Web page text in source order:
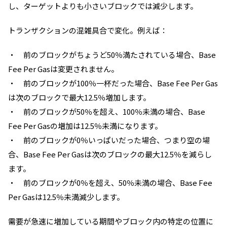
し、ターゲットよりも小さいブロックでは減少します。
トランザクションの混雑具合で変化。例えば：
・ 前のブロックがちょうど50％満たされている場合、 Base
Fee Per Gasは変更されません。
・ 前のブロックが100％一杯だった場合、 Base Fee Per Gas
は次のブロックで最大12.5％増加します。
・ 前のブロックが50％を超え、100％未満の場合、 Base
Fee Per Gasの増加は12.5％未満になります。
・ 前のブロックが0％いっぱいだった場合、つまり空の場
合、 Base Fee Per Gasは次のブロックの最大12.5％を減らし
ます。
・ 前のブロックが0％を超え、50％未満の場合、 Base Fee
Per Gasは12.5％未満減少します。
需要が急速に増加している期間やブロック内の特定の位置に